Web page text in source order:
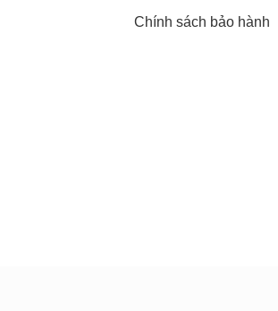
Chính sách bảo hành